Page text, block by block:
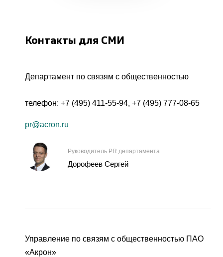
Контакты для СМИ
Департамент по связям с общественностью
телефон: +7 (495) 411-55-94, +7 (495) 777-08-65
pr@acron.ru
Руководитель PR департамента
Дорофеев Сергей
Управление по связям с общественностью ПАО
«Акрон»